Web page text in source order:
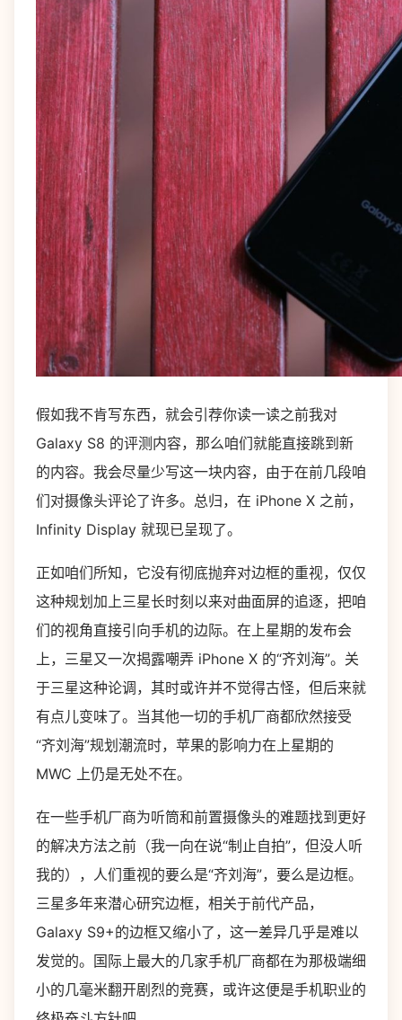
假如我不肯写东西，就会引荐你读一读之前我对
Galaxy S8 的评测内容，那么咱们就能直接跳到新
的内容。我会尽量少写这一块内容，由于在前几段咱
们对摄像头评论了许多。总归，在 iPhone X 之前，
Infinity Display 就现已呈现了。
正如咱们所知，它没有彻底抛弃对边框的重视，仅仅
这种规划加上三星长时刻以来对曲面屏的追逐，把咱
们的视角直接引向手机的边际。在上星期的发布会
上，三星又一次揭露嘲弄 iPhone X 的“齐刘海”。关
于三星这种论调，其时或许并不觉得古怪，但后来就
有点儿变味了。当其他一切的手机厂商都欣然接受
“齐刘海”规划潮流时，苹果的影响力在上星期的
MWC 上仍是无处不在。
在一些手机厂商为听筒和前置摄像头的难题找到更好
的解决方法之前（我一向在说“制止自拍”，但没人听
我的），人们重视的要么是“齐刘海”，要么是边框。
三星多年来潜心研究边框，相关于前代产品，
Galaxy S9+的边框又缩小了，这一差异几乎是难以
发觉的。国际上最大的几家手机厂商都在为那极端细
小的几毫米翻开剧烈的竞赛，或许这便是手机职业的